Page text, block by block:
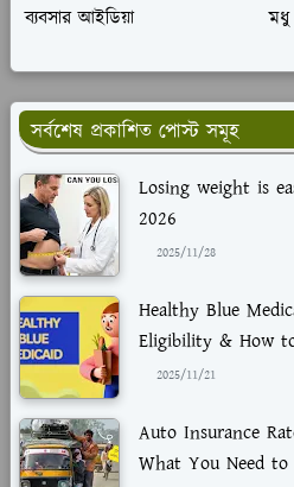
ব্যবসার আইডিয়া
মধু
সর্বশেষ প্রকাশিত পোস্ট সমূহ
Losing weight is
2026
2025/11/28
Healthy Blue
Eligibility & How
2025/11/21
Auto Insurance
What You Need to